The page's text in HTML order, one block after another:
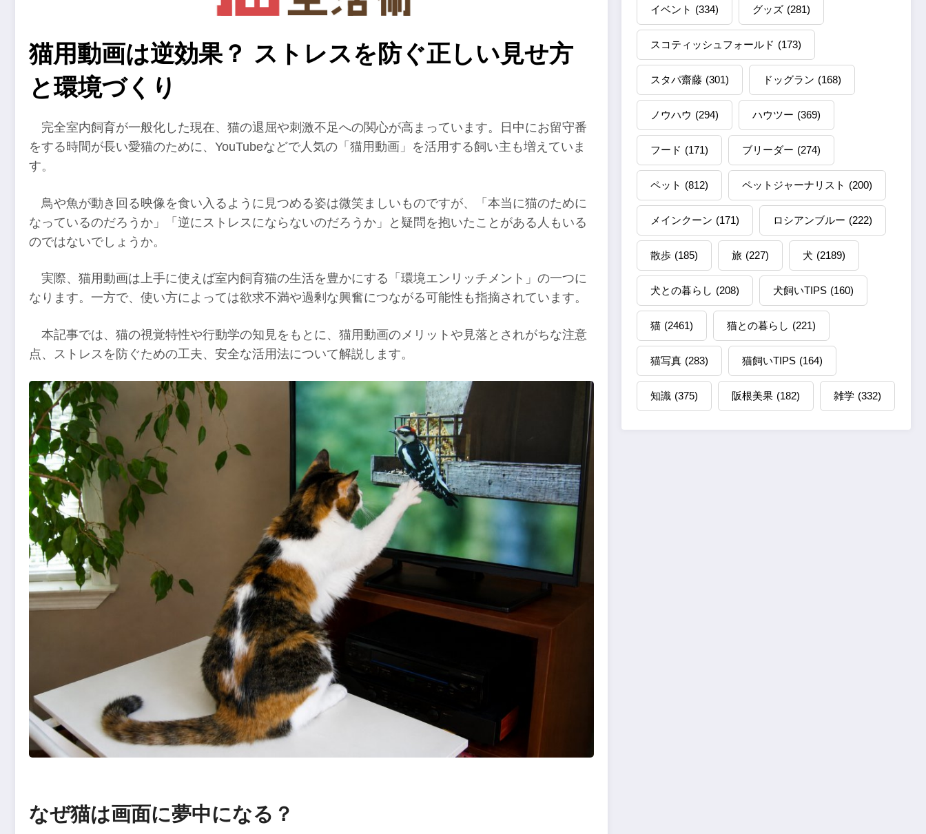
猫用動画は逆効果？ ストレスを防ぐ正しい見せ方
と環境づくり
完全室内飼育が一般化した現在、猫の退屈や刺激不足への関心が高まっています。日中にお留守番
をする時間が長い愛猫のために、YouTubeなどで人気の「猫用動画」を活用する飼い主も増えていま
す。
鳥や魚が動き回る映像を食い入るように見つめる姿は微笑ましいものですが、「本当に猫のために
なっているのだろうか」「逆にストレスにならないのだろうか」と疑問を抱いたことがある人もいる
のではないでしょうか。
実際、猫用動画は上手に使えば室内飼育猫の生活を豊かにする「環境エンリッチメント」の一つに
なります。一方で、使い方によっては欲求不満や過剰な興奮につながる可能性も指摘されています。
本記事では、猫の視覚特性や行動学の知見をもとに、猫用動画のメリットや見落とされがちな注意
点、ストレスを防ぐための工夫、安全な活用法について解説します。
なぜ猫は画面に夢中になる？
イベント (334) グッズ (281)
スコティッシュフォールド (173)
スタパ齋藤 (301) ドッグラン (168)
ノウハウ (294) ハウツー (369)
フード (171) ブリーダー (274)
ペット (812) ペットジャーナリスト (200)
メインクーン (171) ロシアンブルー (222)
散歩 (185) 旅 (227) 犬 (2189)
犬との暮らし (208) 犬飼いTIPS (160)
猫 (2461) 猫との暮らし (221)
猫写真 (283) 猫飼いTIPS (164)
知識 (375) 阪根美果 (182) 雑学 (332)